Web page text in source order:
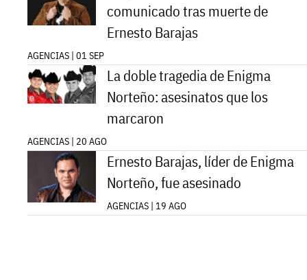
comunicado tras muerte de
Ernesto Barajas
AGENCIAS | 01 SEP
La doble tragedia de Enigma
Norteño: asesinatos que los
marcaron
AGENCIAS | 20 AGO
Ernesto Barajas, líder de Enigma
Norteño, fue asesinado
AGENCIAS | 19 AGO